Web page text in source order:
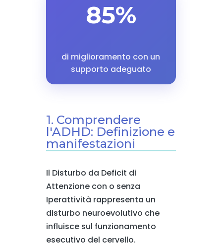
85%
di miglioramento con un
supporto adeguato
1. Comprendere
l'ADHD: Definizione e
manifestazioni
Il Disturbo da Deficit di
Attenzione con o senza
Iperattività rappresenta un
disturbo neuroevolutivo che
influisce sul funzionamento
esecutivo del cervello.